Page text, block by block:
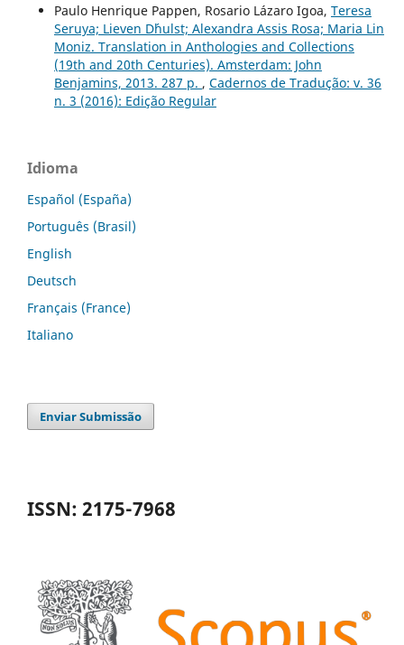
Paulo Henrique Pappen, Rosario Lázaro Igoa, Teresa
Seruya; Lieven D´hulst; Alexandra Assis Rosa; Maria Lin
Moniz. Translation in Anthologies and Collections
(19th and 20th Centuries). Amsterdam: John
Benjamins, 2013. 287 p. , Cadernos de Tradução: v. 36
n. 3 (2016): Edição Regular
Idioma
Español (España)
Português (Brasil)
English
Deutsch
Français (France)
Italiano
Enviar Submissão
ISSN: 2175-7968